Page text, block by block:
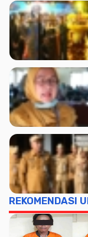
REKOMENDASI